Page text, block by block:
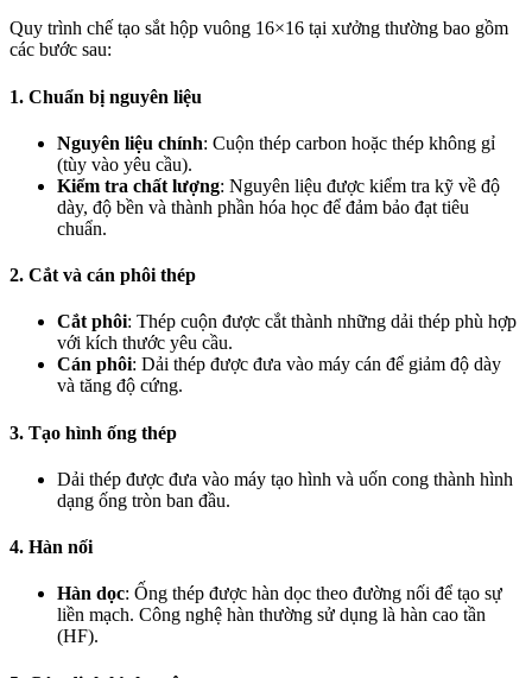
Quy trình chế tạo sắt hộp vuông 16×16 tại xưởng thường bao gồm
các bước sau:
1. Chuẩn bị nguyên liệu
Nguyên liệu chính: Cuộn thép carbon hoặc thép không gỉ
(tùy vào yêu cầu).
Kiểm tra chất lượng: Nguyên liệu được kiểm tra kỹ về độ
dày, độ bền và thành phần hóa học để đảm bảo đạt tiêu
chuẩn.
2. Cắt và cán phôi thép
Cắt phôi: Thép cuộn được cắt thành những dải thép phù hợp
với kích thước yêu cầu.
Cán phôi: Dải thép được đưa vào máy cán để giảm độ dày
và tăng độ cứng.
3. Tạo hình ống thép
Dải thép được đưa vào máy tạo hình và uốn cong thành hình
dạng ống tròn ban đầu.
4. Hàn nối
Hàn dọc: Ống thép được hàn dọc theo đường nối để tạo sự
liền mạch. Công nghệ hàn thường sử dụng là hàn cao tần
(HF).